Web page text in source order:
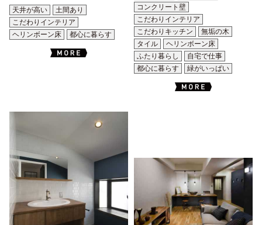
天井が高い
土間あり
こだわりインテリア
ヘリンボーン床
都心に暮らす
コンクリート壁
こだわりインテリア
こだわりキッチン
無垢の木
タイル
ヘリンボーン床
ふたり暮らし
自宅で仕事
都心に暮らす
緑がいっぱい